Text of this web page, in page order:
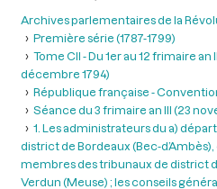
Archives parlementaires de la
Première série (1787-1799)
Tome CII - Du 1er au 12 frimaire an
décembre 1794)
République française -
Séance du 3 frimaire an III (23
1. Les administrateurs du a)
district de Bordeaux (Bec-
membres des tribunaux de district
Verdun (Meuse) ; les conseils